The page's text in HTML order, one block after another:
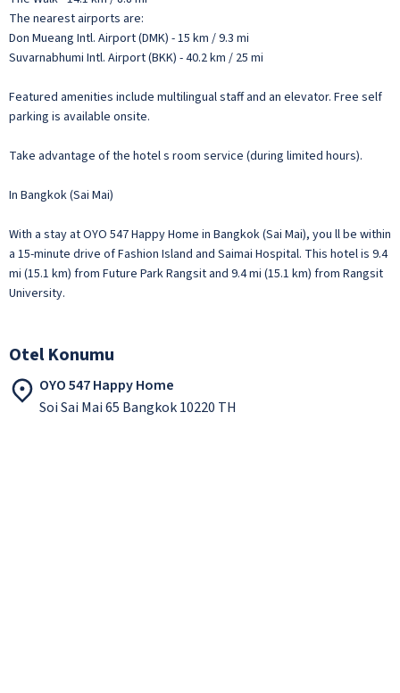
The nearest airports are:
Don Mueang Intl. Airport (DMK) - 15 km / 9.3 mi
Suvarnabhumi Intl. Airport (BKK) - 40.2 km / 25 mi
Featured amenities include multilingual staff and an elevator. Free self
parking is available onsite.
Take advantage of the hotel s room service (during limited hours).
In Bangkok (Sai Mai)
With a stay at OYO 547 Happy Home in Bangkok (Sai Mai), you ll be within
a 15-minute drive of Fashion Island and Saimai Hospital. This hotel is 9.4
mi (15.1 km) from Future Park Rangsit and 9.4 mi (15.1 km) from Rangsit
University.
Otel Konumu
OYO 547 Happy Home
Soi Sai Mai 65 Bangkok 10220 TH